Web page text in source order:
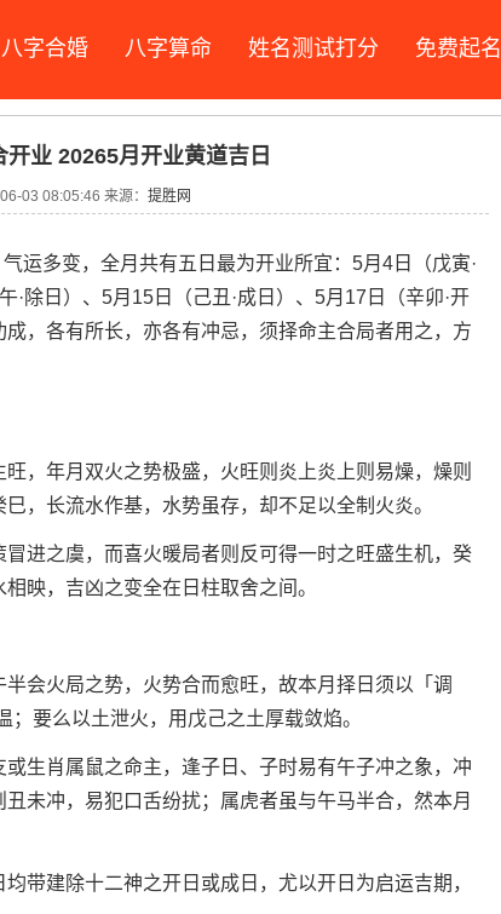
八字合婚 八字算命 姓名测试打分 免费起名
业 20265月开业黄道吉日
03 08:05:46 来源： 提胜网
运多变，全月共有五日最为开业所宜：5月4日（戊寅·
·除日）、5月15日（己丑·成日）、5月17日（辛卯·开
，各有所长，亦各有冲忌，须择命主合局者用之，方
，年月双火之势极盛，火旺则炎上炎上则易燥，燥则
，长流水作基，水势虽存，却不足以全制火炎。
进之虞，而喜火暖局者则反可得一时之旺盛生机，癸
映，吉凶之变全在日柱取舍之间。
会火局之势，火势合而愈旺，故本月择日须以「调
要么以土泄火，用戊己之土厚载敛焰。
生肖属鼠之命主，逢子日、子时易有午子冲之象，冲
未冲，易犯口舌纷扰；属虎者虽与午马半合，然本月
带建除十二神之开日或成日，尤以开日为启运吉期，